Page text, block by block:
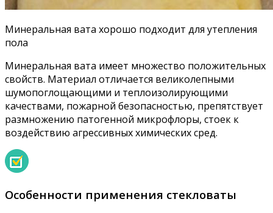
Минеральная вата хорошо подходит для утепления
пола
Минеральная вата имеет множество положительных
свойств. Материал отличается великолепными
шумопоглощающими и теплоизолирующими
качествами, пожарной безопасностью, препятствует
размножению патогенной микрофлоры, стоек к
воздействию агрессивных химических сред.
Особенности применения стекловаты